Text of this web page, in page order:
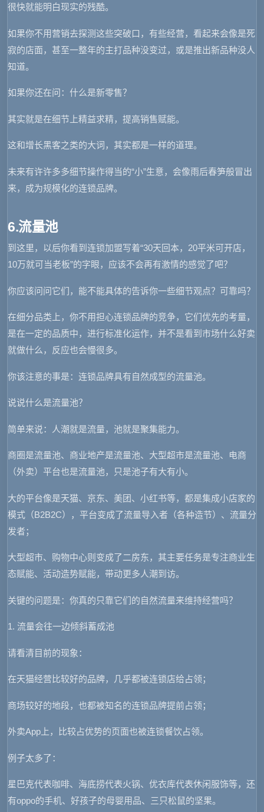
很快就能明白现实的残酷。
如果你不用营销去探测这些突破口，有些经营，看起来会像是死
寂的店面，甚至一整年的主打品种没变过，或是推出新品种没人
知道。
如果你还在问：什么是新零售？
其实就是在细节上精益求精，提高销售赋能。
这和增长黑客之类的大词，其实都是一样的道理。
未来有许许多多细节操作得当的“小”生意，会像雨后春笋般冒出
来，成为规模化的连锁品牌。
6.流量池
到这里，以后你看到连锁加盟写着“30天回本，20平米可开店，
10万就可当老板”的字眼，应该不会再有激情的感觉了吧？
你应该问问它们，能不能具体的告诉你一些细节观点？可靠吗？
在细分品类上，你不用担心连锁品牌的竞争，它们优先的考量，
是在一定的品质中，进行标准化运作，并不是看到市场什么好卖
就做什么，反应也会慢很多。
你该注意的事是：连锁品牌具有自然成型的流量池。
说说什么是流量池？
简单来说：人潮就是流量，池就是聚集能力。
商圈是流量池、商业地产是流量池、大型超市是流量池、电商
（外卖）平台也是流量池，只是池子有大有小。
大的平台像是天猫、京东、美团、小红书等，都是集成小店家的
模式（B2B2C），平台变成了流量导入者（各种造节）、流量分
发者；
大型超市、购物中心则变成了二房东，其主要任务是专注商业生
态赋能、活动造势赋能，带动更多人潮到访。
关键的问题是：你真的只靠它们的自然流量来维持经营吗？
1. 流量会往一边倾斜蓄成池
请看清目前的现象：
在天猫经营比较好的品牌，几乎都被连锁店给占领；
商场较好的地段，也都被知名的连锁品牌提前占领；
外卖App上，比较占优势的页面也被连锁餐饮占领。
例子太多了：
星巴克代表咖啡、海底捞代表火锅、优衣库代表休闲服饰等，还
有oppo的手机、好孩子的母婴用品、三只松鼠的坚果。